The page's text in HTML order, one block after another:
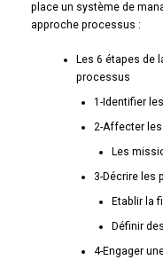
place un système de
approche processus :
Les 6 étapes de
processus
1-Identifier
2-Affecter
Les
3-Décrire les
Etablir la
Définir
4-Engager